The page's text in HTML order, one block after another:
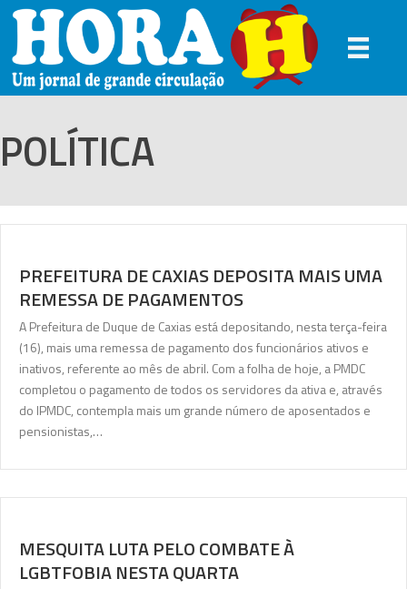
POLÍTICA
PREFEITURA DE CAXIAS DEPOSITA MAIS UMA
REMESSA DE PAGAMENTOS
A Prefeitura de Duque de Caxias está depositando, nesta terça-feira
(16), mais uma remessa de pagamento dos funcionários ativos e
inativos, referente ao mês de abril. Com a folha de hoje, a PMDC
completou o pagamento de todos os servidores da ativa e, através
do IPMDC, contempla mais um grande número de aposentados e
pensionistas,…
MESQUITA LUTA PELO COMBATE À
LGBTFOBIA NESTA QUARTA